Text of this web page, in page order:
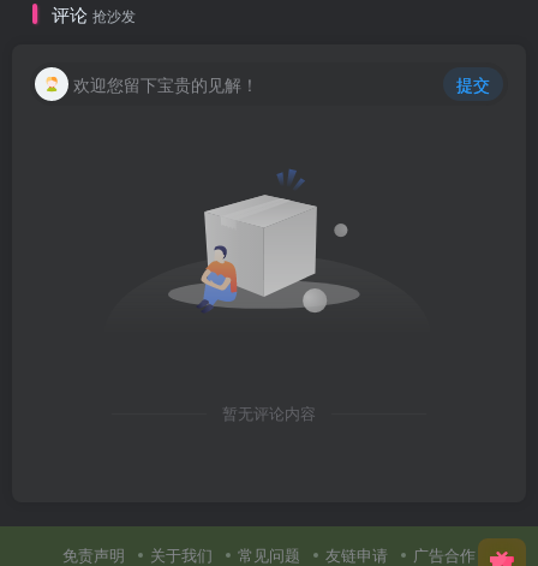
评论 抢沙发
欢迎您留下宝贵的见解！ 提交
暂无评论内容
免责声明 关于我们 常见问题 友链申请 广告合作